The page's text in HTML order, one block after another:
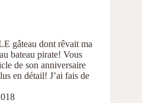
gâteau dont rêvait ma
bateau pirate! Vous
de son anniversaire
en détail! J’ai fais de